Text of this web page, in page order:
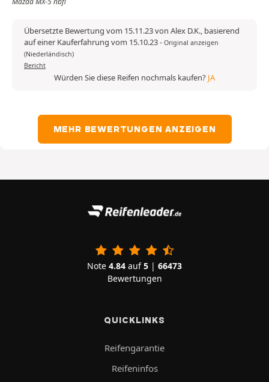
Übersetzte Bewertung vom 15.11.23 von Alex D.K., basierend
auf einer Kauferfahrung vom 15.10.23- Original anzeigen
(Niederländisch)
Bericht
Würden Sie diese Reifen nochmals kaufen? JA
MEHR BEWERTUNGEN ANZEIGEN
Note 4.84 auf5 | 66473
Bewertungen
QUICKLINKS
Reifengarantie
Reifeninfos